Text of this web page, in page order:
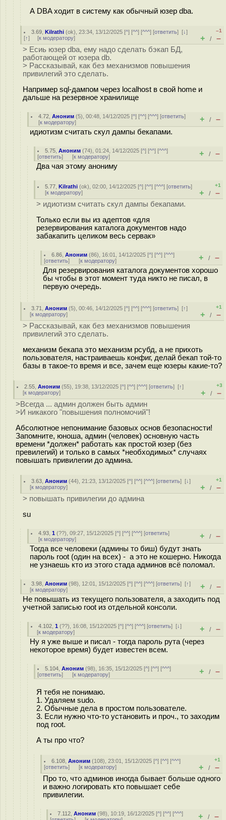
А DBA ходит в систему как обычный юзер dba.
3.69 ,Kilrathi (ok), 23:34, 13/12/2025 [^] [^^] [^^^] [ответить][↓]
[↑] [к модератору]
–1
+ / –
> Есиь юзер dba, ему надо сделать бэкап БД,
работающей от юзера db.
> Рассказывай, как без механизмов повышения
привилегий это сделать.
Например sql-дампом через localhost в свой home и
дальше на резервное хранилище
4.72 ,Аноним (5), 00:48, 14/12/2025 [^] [^^] [^^^] [ответить]
[к модератору] + / –
идиотизм считать скул дампы бекапами.
5.75 ,Аноним (74), 01:24, 14/12/2025 [^] [^^] [^^^]
[ответить] [к модератору] + / –
Два чая этому анониму
5.77 ,Kilrathi (ok), 02:00, 14/12/2025 [^] [^^] [^^^] [ответить]
[к модератору]
+1
+ / –
> идиотизм считать скул дампы бекапами.
Только если вы из адептов «для
резервирования каталога документов надо
забакапить целиком весь сервак»
6.86 ,Аноним (86), 16:01, 14/12/2025 [^] [^^] [^^^]
[ответить] [к модератору] + / –
Для резервирования каталога документов хорошо
бы чтобы в этот момент туда никто не писал, в
первую очередь.
3.71 ,Аноним (5), 00:46, 14/12/2025 [^] [^^] [^^^] [ответить][↑]
[к модератору]
+1
+ / –
> Рассказывай, как без механизмов повышения
привилегий это сделать.
механизм бекапа это механизм рсубд, а не прихоть
пользователя, настраиваешь конфиг, делай бекап той-то
базы в такое-то время и все, зачем еще юзеры какие-то?
2.55 ,Аноним (55), 19:38, 13/12/2025 [^] [^^] [^^^] [ответить][↑]
[к модератору]
+3
+ / –
>Всегда ... админ должен быть админ
>И никакого "повышения полномочий"!
Абсолютное непонимание базовых основ безопасности!
Запомните, юноша, админ (человек) основную часть
времени *должен* работать как простой юзер (без
превилегий) и только в самых *необходимых* случаях
повышать привилегии до админа.
3.63 ,Аноним (44), 21:23, 13/12/2025 [^] [^^] [^^^] [ответить][↓]
[к модератору]
+1
+ / –
> повышать привилегии до админа
su
4.93 ,1 (??), 09:27, 15/12/2025 [^] [^^] [^^^] [ответить]
[к модератору] + / –
Тогда все человеки (админы то биш) будут знать
пароль root (один на всех) - а это не кошерно. Никогда
не узнаешь кто из этого стада админов всё поломал.
3.98 ,Аноним (98), 12:01, 15/12/2025 [^] [^^] [^^^] [ответить][↑]
[к модератору] + / –
Не повышать из текущего пользователя, а заходить под
учетной записью root из отдельной консоли.
4.102 ,1 (??), 16:08, 15/12/2025 [^] [^^] [^^^] [ответить][↓]
[к модератору] + / –
Ну я уже выше и писал - тогда пароль рута (через
некоторое время) будет известен всем.
5.104 ,Аноним (98), 16:35, 15/12/2025 [^] [^^] [^^^]
[ответить] [к модератору] + / –
Я тебя не понимаю.
1. Удаляем sudo.
2. Обычные дела в простом пользователе.
3. Если нужно что-то установить и проч., то заходим
под root.
А ты про что?
6.108 ,Аноним (108), 23:01, 15/12/2025 [^] [^^] [^^^]
[ответить] [к модератору]
+1
+ / –
Про то, что админов иногда бывает больше одного
и важно логировать кто повышает себе
привилегии.
7.112 ,Аноним (98), 10:19, 16/12/2025 [^] [^^] [^^^]
+ / –